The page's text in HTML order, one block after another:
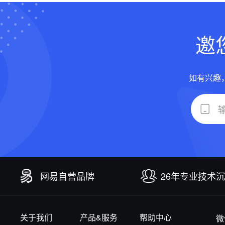
邀
如有兴趣
网易自营品牌 26年专业技术
关于我们 产品&服务 帮助中心